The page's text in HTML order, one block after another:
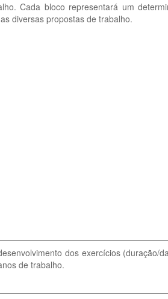
Cada bloco representará um
diversas propostas de trabalho.
dos exercícios (duração/
de trabalho.